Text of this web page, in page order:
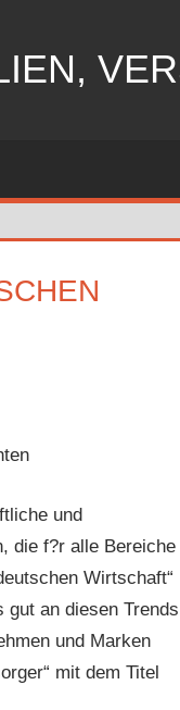
und
die f?r alle Bereiche
Wirtschaft“
an diesen Trends
und Marken
mit dem Titel